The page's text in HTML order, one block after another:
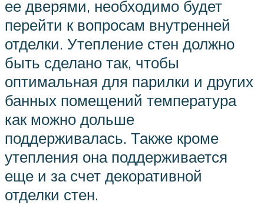
ее дверями, необходимо будет
перейти к вопросам внутренней
отделки. Утепление стен должно
быть сделано так, чтобы
оптимальная для парилки и других
банных помещений температура
как можно дольше
поддерживалась. Также кроме
утепления она поддерживается
еще и за счет декоративной
отделки стен.